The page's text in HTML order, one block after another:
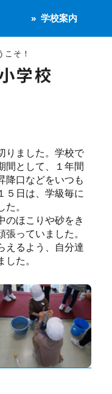
そ！
学校案内
りました。学校で
間として、１年間
降口などをいつも
５日は、学級毎に
。
ほこりや砂をき
っていました。
えるよう、自分達
た。